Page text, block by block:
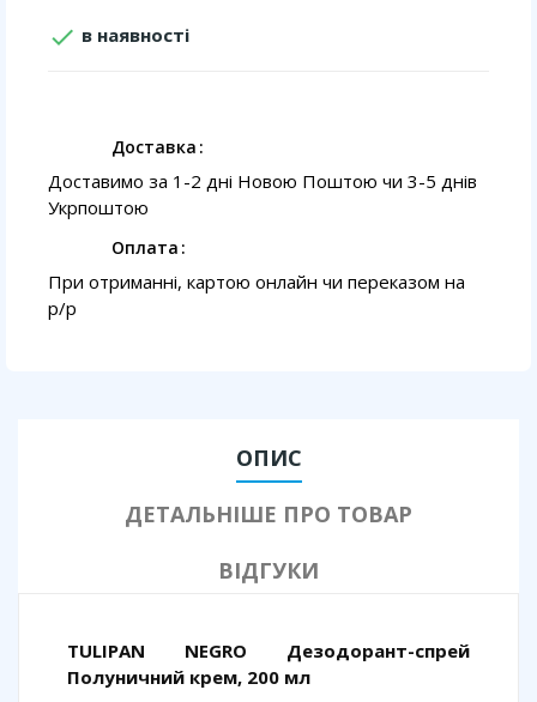
 в наявності
Доставка
Доставимо за 1-2 дні Новою Поштою чи 3-5 днів
Укрпоштою
Оплата
При отриманні, картою онлайн чи переказом на
p/p
ОПИС
ДЕТАЛЬНІШЕ ПРО ТОВАР
ВІДГУКИ
TULIPAN NEGRO Дезодорант-спрей
Полуничний крем, 200 мл